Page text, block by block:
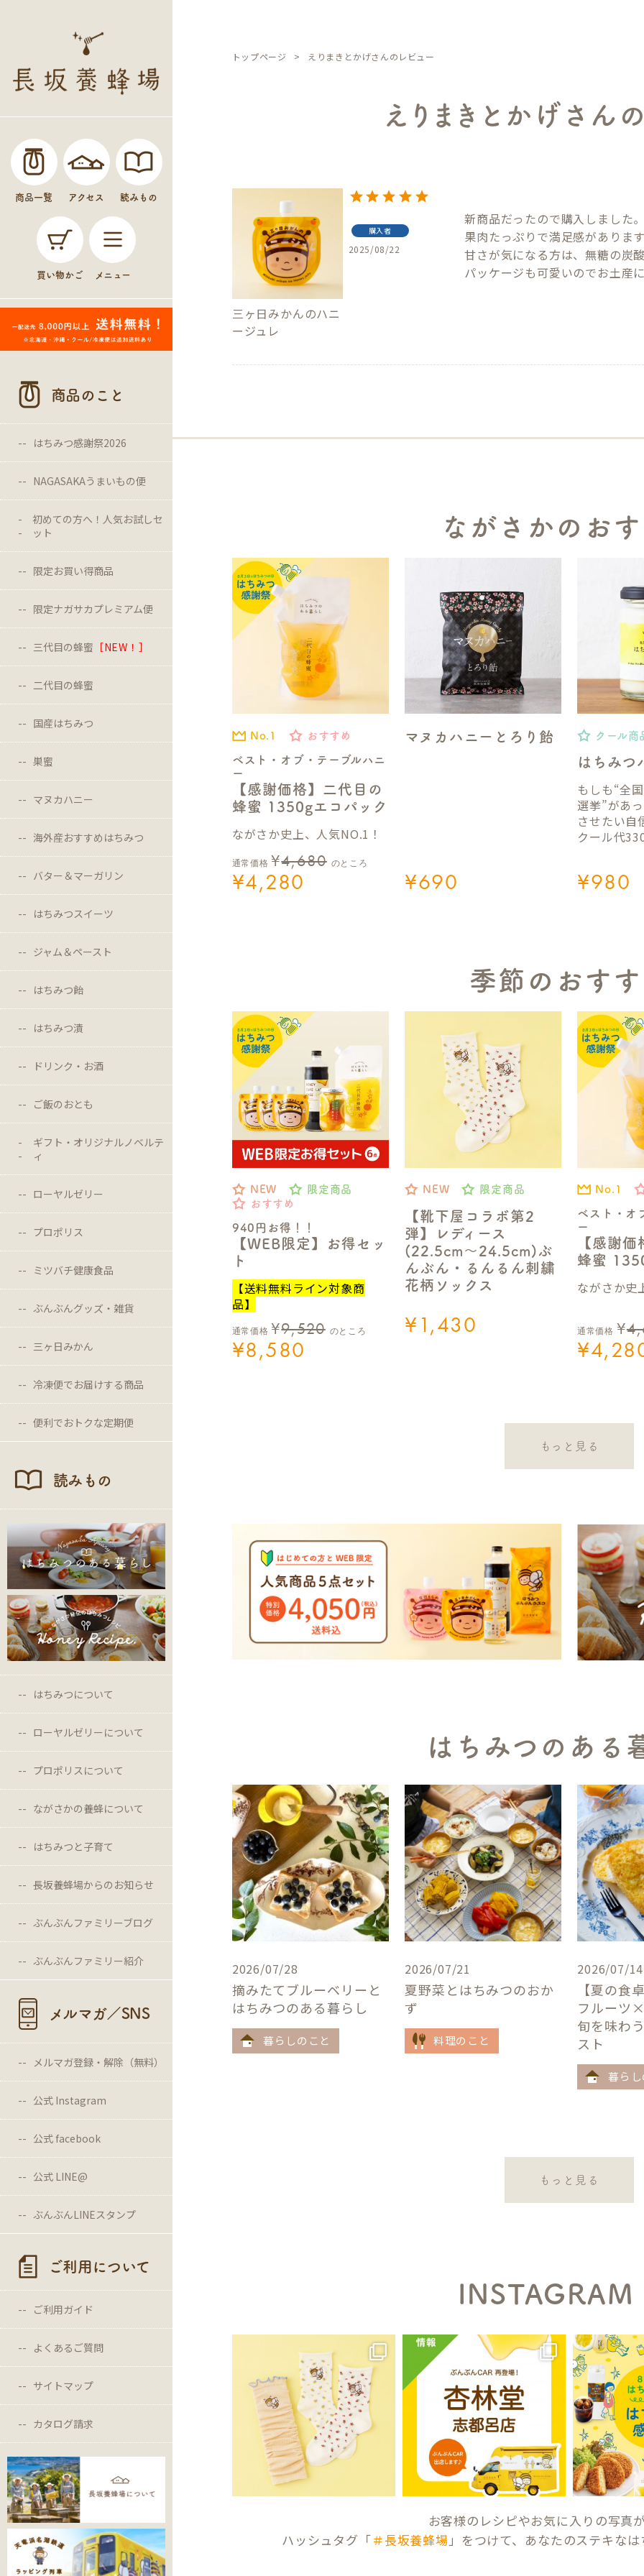
商品一覧 アクセス 読みもの
買い物かご メニュー
商品のこと
はちみつ感謝祭2026
NAGASAKAうまいもの便
初めての方へ！人気お試しセ
ット
限定お買い得商品
限定ナガサカプレミアム便
三代目の蜂蜜 ［NEW！］
二代目の蜂蜜
国産はちみつ
巣蜜
マヌカハニー
海外産おすすめはちみつ
バター＆マーガリン
はちみつスイーツ
ジャム＆ペースト
はちみつ飴
はちみつ漬
ドリンク・お酒
ご飯のおとも
ギフト・オリジナルノベルテ
ィ
ローヤルゼリー
プロポリス
ミツバチ健康食品
ぶんぶんグッズ・雑貨
三ヶ日みかん
冷凍便でお届けする商品
便利でおトクな定期便
読みもの
はちみつについて
ローヤルゼリーについて
プロポリスについて
ながさかの養蜂について
はちみつと子育て
長坂養蜂場からのお知らせ
ぶんぶんファミリーブログ
ぶんぶんファミリー紹介
メルマガ／SNS
メルマガ登録・解除（無料）
公式 Instagram
公式 facebook
公式 LINE@
ぶんぶんLINEスタンプ
ご利用について
ご利用ガイド
よくあるご質問
サイトマップ
カタログ請求
トップページ えりまきとかげさんのレビュー
えりまきとかげさん
三ヶ日みかんのハニ
ージュレ
購入者
2025/08/22
新商品だったので購入しました
果肉たっぷりで満足感がありま
甘さが気になる方は、無糖の炭
パッケージも可愛いのでお土産
ながさかのお
No.1 おすすめ
ベスト・オブ・テーブルハニ
ー
【感謝価格】二代目の
蜂蜜 1350gエコパック
ながさか史上、人気NO.1！
通常価格 ¥4,680 のところ
¥4,280
マヌカハニーとろり飴
¥690
クール商
はちみつ
もしも“全
選挙”があ
させたい自
クール代
¥980
季節のおす
NEW
限定商品
おすすめ
940円お得！！
【WEB限定】お得セッ
ト
【送料無料ライン対象商
品】
通常価格 ¥9,520 のところ
¥8,580
NEW 限定商品
【靴下屋コラボ第2
弾】レディース
(22.5cm～24.5cm)ぶ
んぶん・るんるん刺繍
花柄ソックス
¥1,430
No.1
ベスト・オ
ー
【感謝
蜂蜜
ながさか史
通常価格 ¥
¥
もっと見る
はちみつのある
2026/07/28
摘みたてブルーベリーと
はちみつのある暮らし
暮らしのこと
2026/07/21
夏野菜とはちみつのおか
ず
料理のこと
2026/07/14
【夏の食
フルーツ
旬を味わ
スト
暮ら
もっと見る
INSTAGRAM
お客様のレシピやお気に入りの写真
ハッシュタグ「＃長坂養蜂場 」をつけて、あなたのステキな